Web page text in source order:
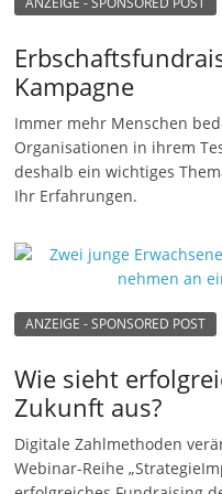
u
n
g
e
n
Kampagne
Immer mehr Menschen
Organisationen in ihrem
deshalb ein wichtiges
Ihr Erfahrungen.
ANZEIGE - SPONSORED POST
Wie sieht
Zukunft aus?
Digitale Zahlmethoden
Webinar-Reihe